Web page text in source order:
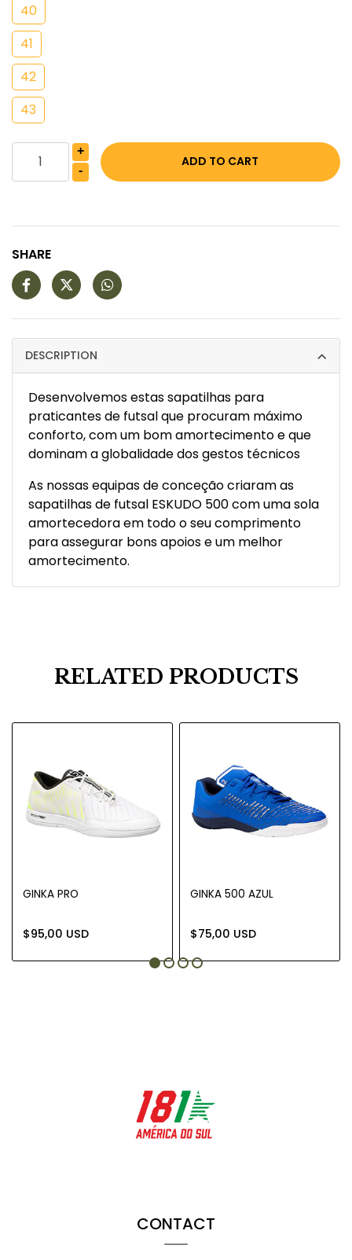
40
41
42
43
+
-
SHARE
DESCRIPTION
Desenvolvemos estas sapatilhas para
praticantes de futsal que procuram máximo
conforto, com um bom amortecimento e que
dominam a globalidade dos gestos técnicos
As nossas equipas de conceção criaram as
sapatilhas de futsal ESKUDO 500 com uma sola
amortecedora em todo o seu comprimento
para assegurar bons apoios e um melhor
amortecimento.
RELATED PRODUCTS
GINKA PRO
$95,00 USD
GINKA 500 AZUL
$75,00 USD
CONTACT